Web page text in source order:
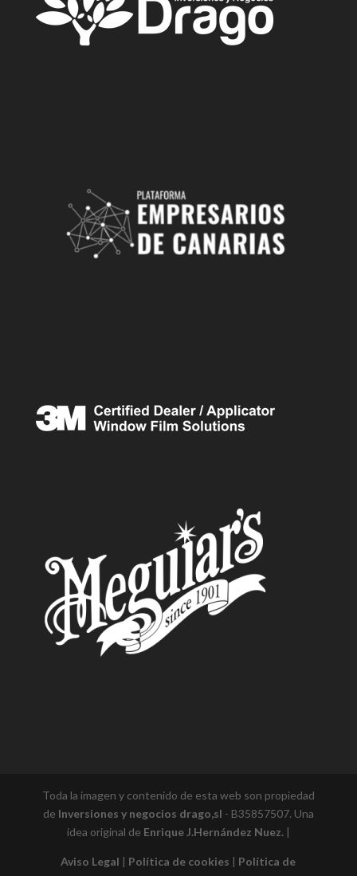
Toda la imagen y contenido de esta web son propiedad
de Inversiones y negocios drago,sl - B35857507. Una
idea original de Enrique J.Hernández Nuez.|
Aviso Legal | Política de cookies | Política de